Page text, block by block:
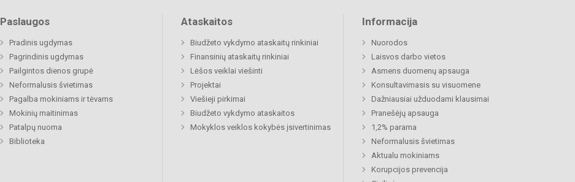
Paslaugos
Pradinis ugdymas
Pagrindinis ugdymas
Pailgintos dienos grupė
Neformalusis švietimas
Pagalba mokiniams ir tėvams
Mokinių maitinimas
Patalpų nuoma
Biblioteka
Ataskaitos
Biudžeto vykdymo ataskaitų rinkiniai
Finansinių ataskaitų rinkiniai
Lėšos veiklai viešinti
Projektai
Viešieji pirkimai
Biudžeto vykdymo ataskaitos
Mokyklos veiklos kokybės įsivertinimas
Informacija
Nuorodos
Laisvos darbo vietos
Asmens duomenų apsauga
Konsultavimasis su visuomene
Dažniausiai užduodami klausimai
Pranešėjų apsauga
1,2% parama
Neformalusis švietimas
Aktualu mokiniams
Korupcijos prevencija